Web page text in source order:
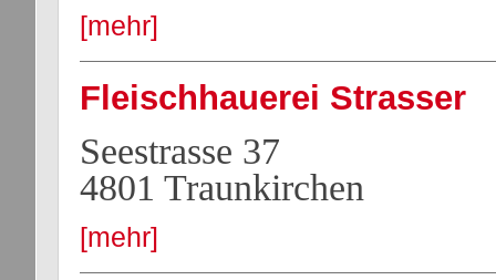
[mehr]
Fleischhauerei Strasser
Seestrasse 37
4801 Traunkirchen
[mehr]